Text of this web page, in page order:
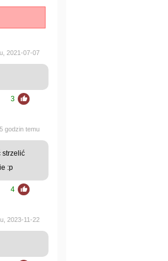
2021-07-07
3
godzin temu
strzelić
:p
4
2023-11-22